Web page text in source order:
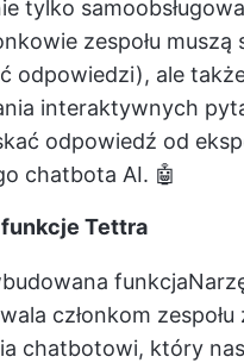
tylko
zespołu muszą
odpowiedzi), ale
interaktywnych
odpowiedź od
chatbota AI. 🤖
Tettra
funkcja
członkom zespołu
chatbotowi, który